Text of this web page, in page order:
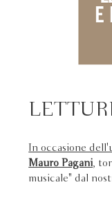
In occasione
Mauro Pagani,
musicale" dal